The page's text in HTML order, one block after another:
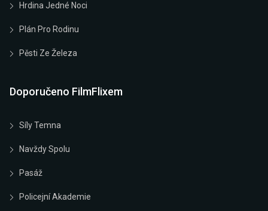
Hrdina Jedné Noci
Plán Pro Rodinu
Pěsti Ze Železa
Doporučeno FilmFlixem
Síly Temna
Navždy Spolu
Pasáž
Policejní Akademie